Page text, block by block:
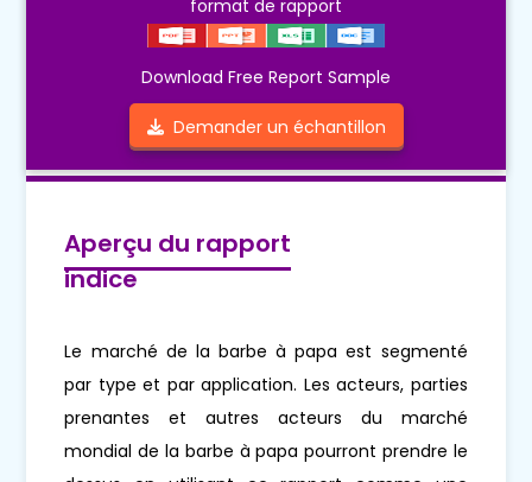
format de rapport
Download Free Report Sample
Demander un échantillon
Aperçu du rapport
indice
Le marché de la barbe à papa est segmenté
par type et par application. Les acteurs, parties
prenantes et autres acteurs du marché
mondial de la barbe à papa pourront prendre le